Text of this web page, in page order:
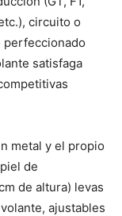
circuito o
perfeccionado
satisfaga
metal y el propio
de
de altura) levas
ajustables